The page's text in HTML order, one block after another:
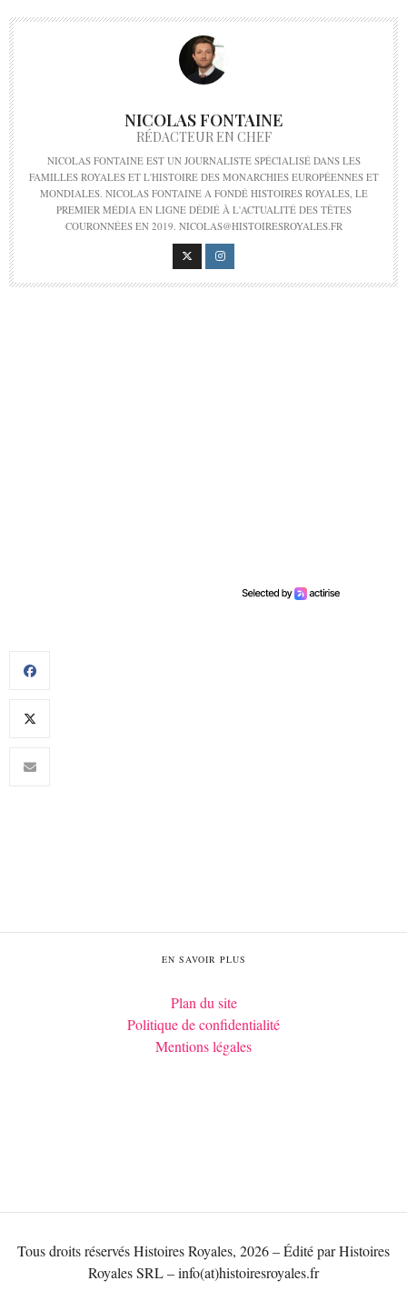
NICOLAS FONTAINE
RÉDACTEUR EN CHEF
NICOLAS FONTAINE EST UN JOURNALISTE SPÉCIALISÉ DANS LES
FAMILLES ROYALES ET L'HISTOIRE DES MONARCHIES EUROPÉENNES ET
MONDIALES. NICOLAS FONTAINE A FONDÉ HISTOIRES ROYALES, LE
PREMIER MÉDIA EN LIGNE DÉDIÉ À L'ACTUALITÉ DES TÊTES
COURONNÉES EN 2019. NICOLAS@HISTOIRESROYALES.FR
EN SAVOIR PLUS
Plan du site
Politique de confidentialité
Mentions légales
Tous droits réservés Histoires Royales, 2026 – Édité par Histoires
Royales SRL – info(at)histoiresroyales.fr